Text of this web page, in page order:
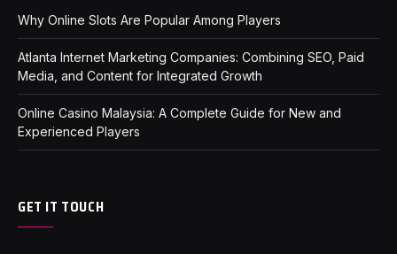
Why Online Slots Are Popular Among Players
Atlanta Internet Marketing Companies: Combining SEO, Paid
Media, and Content for Integrated Growth
Online Casino Malaysia: A Complete Guide for New and
Experienced Players
GET IT TOUCH